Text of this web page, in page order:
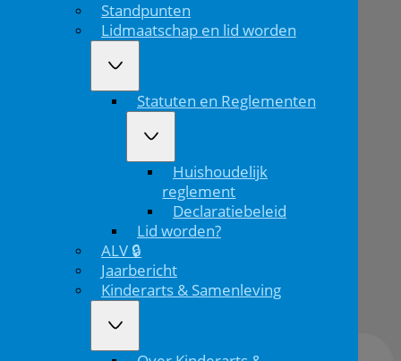
Standpunten
Lidmaatschap en lid worden
Statuten en Reglementen
Huishoudelijk
reglement
Declaratiebeleid
Lid worden?
ALV 🔒
Jaarbericht
Kinderarts & Samenleving
klinische
proeven
08/11/'24